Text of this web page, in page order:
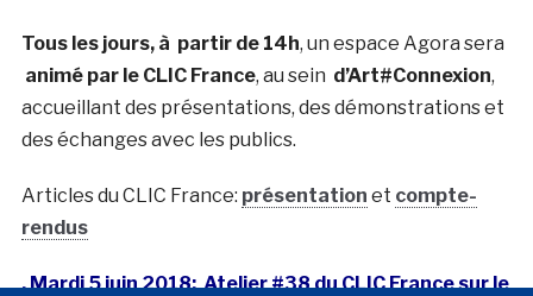
Tous les jours, à partir de 14h, un espace Agora sera
animé par le CLIC France, au sein d’Art#Connexion,
accueillant des présentations, des démonstrations et
des échanges avec les publics.
Articles du CLIC France: présentation et compte-
rendus
. Mardi 5 juin 2018: Atelier #38 du CLIC France sur le